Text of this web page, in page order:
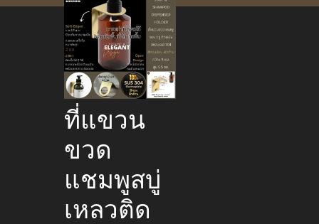
ที่แขวน
ขวด
แชมพูสบู่
เหลวติด